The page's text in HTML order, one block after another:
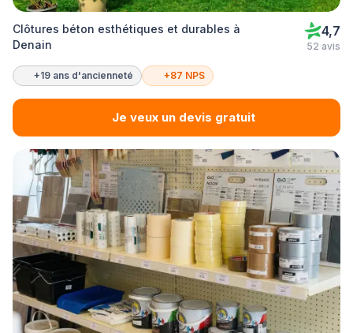
Clôtures béton esthétiques et durables à
Denain
4,7
52 avis
+19 ans d'ancienneté +87 NPS
Je veux un devis gratuit